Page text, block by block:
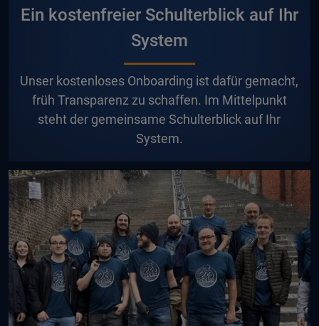
Ein kostenfreier Schulterblick auf Ihr
System
Unser kostenloses Onboarding ist dafür gemacht,
früh Transparenz zu schaffen. Im Mittelpunkt
steht der gemeinsame Schulterblick auf Ihr
System.